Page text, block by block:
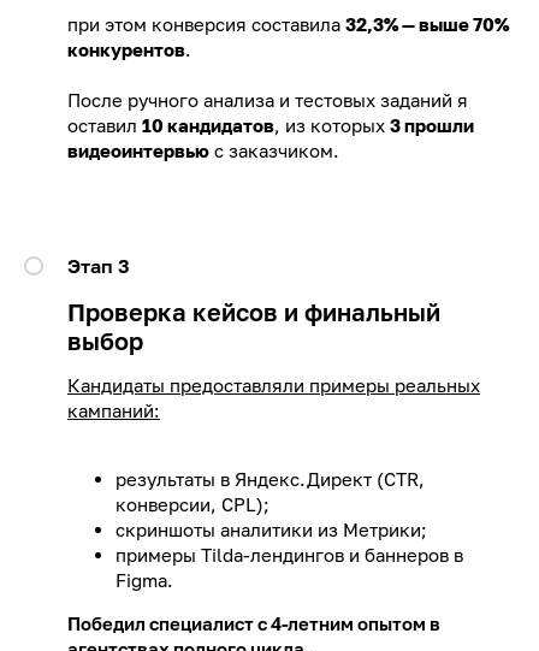
при этом конверсия составила 32,3% — выше 70%
конкурентов.
После ручного анализа и тестовых заданий я
оставил 10 кандидатов, из которых 3 прошли
видеоинтервью с заказчиком.
Этап 3
Проверка кейсов и финальный
выбор
Кандидаты предоставляли примеры реальных
кампаний:
результаты в Яндекс.Директ (CTR,
конверсии, CPL);
скриншоты аналитики из Метрики;
примеры Tilda-лендингов и баннеров в
Figma.
Победил специалист с 4-летним опытом в